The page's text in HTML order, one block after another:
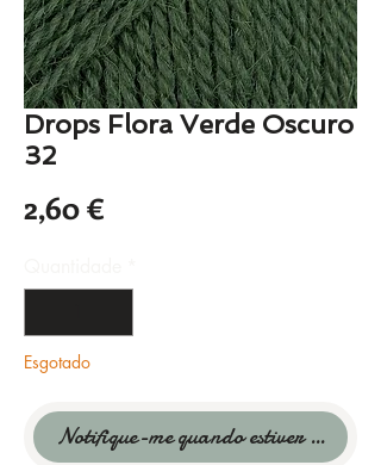
Drops Flora Verde Oscuro
32
2,60 €
Esgotado
Notifique-me quando estiver disponível